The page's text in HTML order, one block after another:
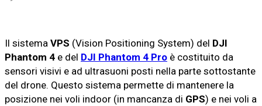
Il sistema VPS (Vision Positioning System) del DJI
Phantom 4 e del DJI Phantom 4 Pro è costituito da
sensori visivi e ad ultrasuoni posti nella parte sottostante
del drone. Questo sistema permette di mantenere la
posizione nei voli indoor (in mancanza di GPS) e nei voli a